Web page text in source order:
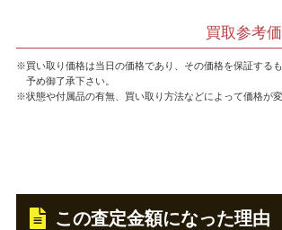
買取参考
※買い取り価格は当日の価格であり、その価格を保証する
予め御了承下さい。
※状態や付属品の有無、買い取り方法などによって価格が変
この査定金額になった理由